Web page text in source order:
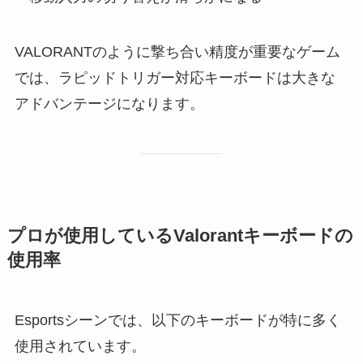
VALORANTのように撃ち合い精度が重要なゲーム
では、ラピッドトリガー対応キーボードは大きな
アドバンテージになります。
プロが使用しているValorantキーボードの
使用率
Esportsシーンでは、以下のキーボードが特に多く
使用されています。